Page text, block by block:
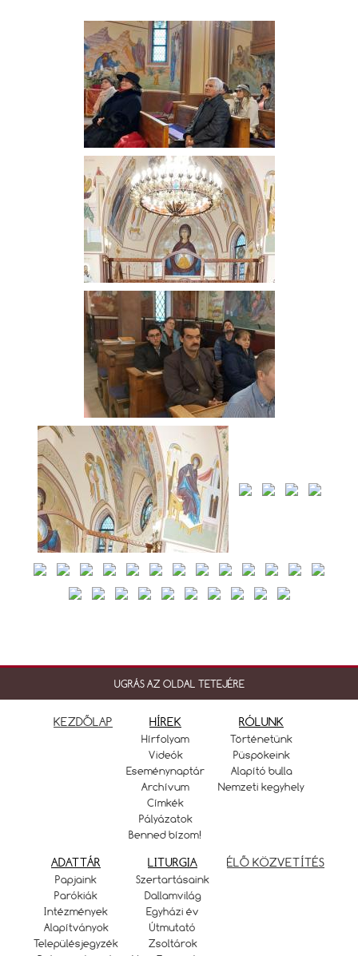
UGRÁS AZ OLDAL TETEJÉRE
KEZDŐLAP HÍREK
Hírfolyam
Videók
Eseménynaptár
Archívum
Címkék
Pályázatok
Benned bízom!
RÓLUNK
Történetünk
Püspökeink
Alapító bulla
Nemzeti kegyhely
ADATTÁR
Papjaink
Parókiák
Intézmények
Alapítványok
Településjegyzék
LITURGIA
Szertartásaink
Dallamvilág
Egyházi év
Útmutató
Zsoltárok
ÉLŐ KÖZVETÍTÉS